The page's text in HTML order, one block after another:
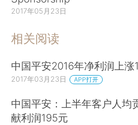
2017年05月23日
相关阅读
中国平安2016年净利润上
2017年03月23日 APP打开
中国平安：上半年客户人均
献利润195元